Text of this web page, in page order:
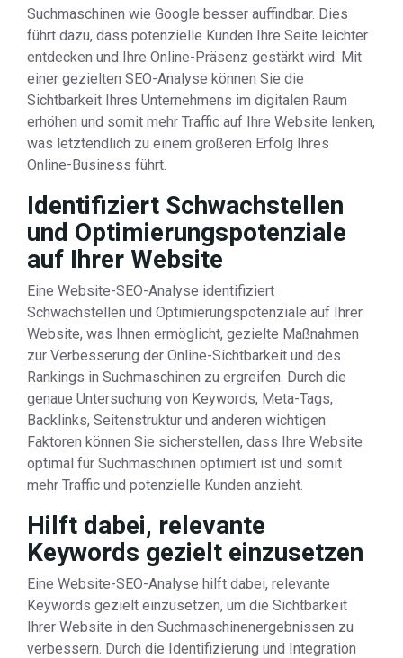
Suchmaschinen wie Google besser auffindbar. Dies
führt dazu, dass potenzielle Kunden Ihre Seite leichter
entdecken und Ihre Online-Präsenz gestärkt wird. Mit
einer gezielten SEO-Analyse können Sie die
Sichtbarkeit Ihres Unternehmens im digitalen Raum
erhöhen und somit mehr Traffic auf Ihre Website lenken,
was letztendlich zu einem größeren Erfolg Ihres
Online-Business führt.
Identifiziert Schwachstellen
und Optimierungspotenziale
auf Ihrer Website
Eine Website-SEO-Analyse identifiziert
Schwachstellen und Optimierungspotenziale auf Ihrer
Website, was Ihnen ermöglicht, gezielte Maßnahmen
zur Verbesserung der Online-Sichtbarkeit und des
Rankings in Suchmaschinen zu ergreifen. Durch die
genaue Untersuchung von Keywords, Meta-Tags,
Backlinks, Seitenstruktur und anderen wichtigen
Faktoren können Sie sicherstellen, dass Ihre Website
optimal für Suchmaschinen optimiert ist und somit
mehr Traffic und potenzielle Kunden anzieht.
Hilft dabei, relevante
Keywords gezielt einzusetzen
Eine Website-SEO-Analyse hilft dabei, relevante
Keywords gezielt einzusetzen, um die Sichtbarkeit
Ihrer Website in den Suchmaschinenergebnissen zu
verbessern. Durch die Identifizierung und Integration